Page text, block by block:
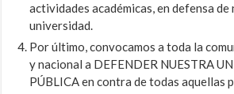
actividades académicas, en defensa de
universidad.
Por último, convocamos a toda la
y nacional a DEFENDER NUESTRA
PÚBLICA en contra de todas aquellas